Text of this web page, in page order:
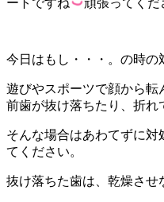
今日はもし・・・。の時の
遊びやスポーツで顔から転
前歯が抜け落ちたり、折れ
そんな場合はあわてずに対
てください。
抜け落ちた歯は、乾燥させ